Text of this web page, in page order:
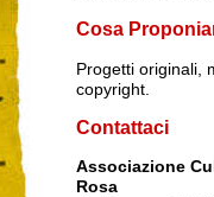
Cosa
Progetti originali,
copyright.
Contattaci
Associazione
Rosa